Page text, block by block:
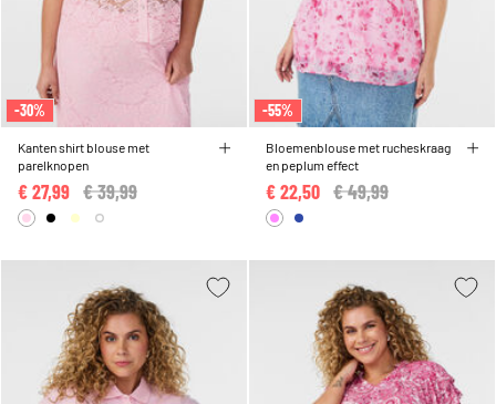
-30%
Kanten shirt blouse met
parelknopen
Price reduced from
€ 39,99
€ 27,99
-55%
Bloemenblouse met rucheskraag
en peplum effect
Price reduced from
€ 49,99
€ 22,50